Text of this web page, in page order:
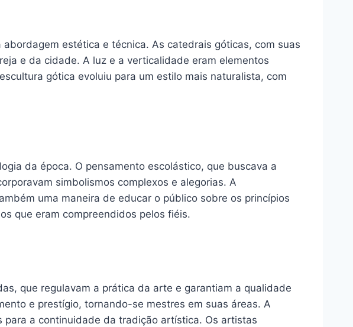
estética e técnica. As catedrais góticas, com suas
e da cidade. A luz e a verticalidade eram elementos
gótica evoluiu para um estilo mais naturalista, com
da época. O pensamento escolástico, que buscava a
simbolismos complexos e alegorias. A
uma maneira de educar o público sobre os princípios
que eram compreendidos pelos fiéis.
que regulavam a prática da arte e garantiam a qualidade
e prestígio, tornando-se mestres em suas áreas. A
a continuidade da tradição artística. Os artistas